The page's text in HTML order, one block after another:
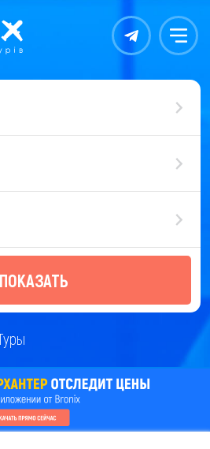
Контакты Меню
ПОКАЗАТЬ